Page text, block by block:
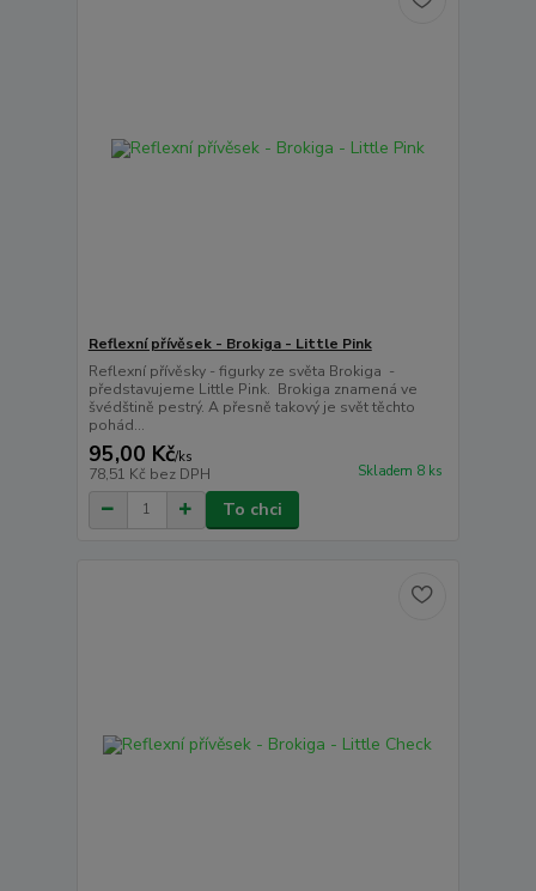
Reflexní přívěsek - Brokiga - Little Pink
Reflexní přívěsky - figurky ze světa Brokiga -
představujeme Little Pink. Brokiga znamená ve
švédštině pestrý. A přesně takový je svět těchto
pohád...
95,00 Kč/ks
78,51 Kč bez DPH Skladem 8 ks
To chci